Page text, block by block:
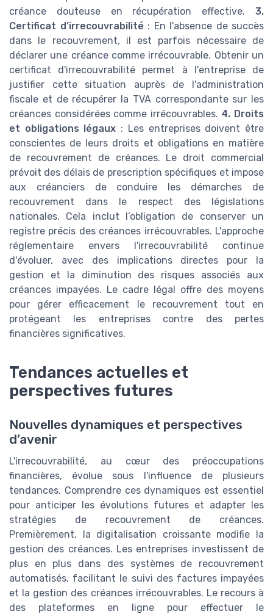
créance douteuse en récupération effective. 3.
Certificat d’irrecouvrabilité : En l'absence de succès
dans le recouvrement, il est parfois nécessaire de
déclarer une créance comme irrécouvrable. Obtenir un
certificat d'irrecouvrabilité permet à l'entreprise de
justifier cette situation auprès de l'administration
fiscale et de récupérer la TVA correspondante sur les
créances considérées comme irrécouvrables. 4. Droits
et obligations légaux : Les entreprises doivent être
conscientes de leurs droits et obligations en matière
de recouvrement de créances. Le droit commercial
prévoit des délais de prescription spécifiques et impose
aux créanciers de conduire les démarches de
recouvrement dans le respect des législations
nationales. Cela inclut l’obligation de conserver un
registre précis des créances irrécouvrables. L'approche
réglementaire envers l'irrecouvrabilité continue
d'évoluer, avec des implications directes pour la
gestion et la diminution des risques associés aux
créances impayées. Le cadre légal offre des moyens
pour gérer efficacement le recouvrement tout en
protégeant les entreprises contre des pertes
financières significatives.
Tendances actuelles et
perspectives futures
Nouvelles dynamiques et perspectives
d’avenir
L'irrecouvrabilité, au cœur des préoccupations
financières, évolue sous l'influence de plusieurs
tendances. Comprendre ces dynamiques est essentiel
pour anticiper les évolutions futures et adapter les
stratégies de recouvrement de créances.
Premièrement, la digitalisation croissante modifie la
gestion des créances. Les entreprises investissent de
plus en plus dans des systèmes de recouvrement
automatisés, facilitant le suivi des factures impayées
et la gestion des créances irrécouvrables. Le recours à
des plateformes en ligne pour effectuer le